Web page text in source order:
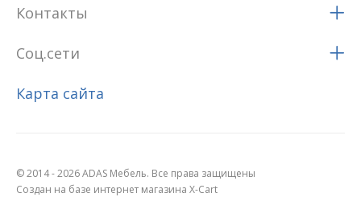
Контакты
Соц.сети
Карта сайта
© 2014 - 2026 ADAS Мебель. Все права защищены
Создан на базе интернет магазина X-Cart